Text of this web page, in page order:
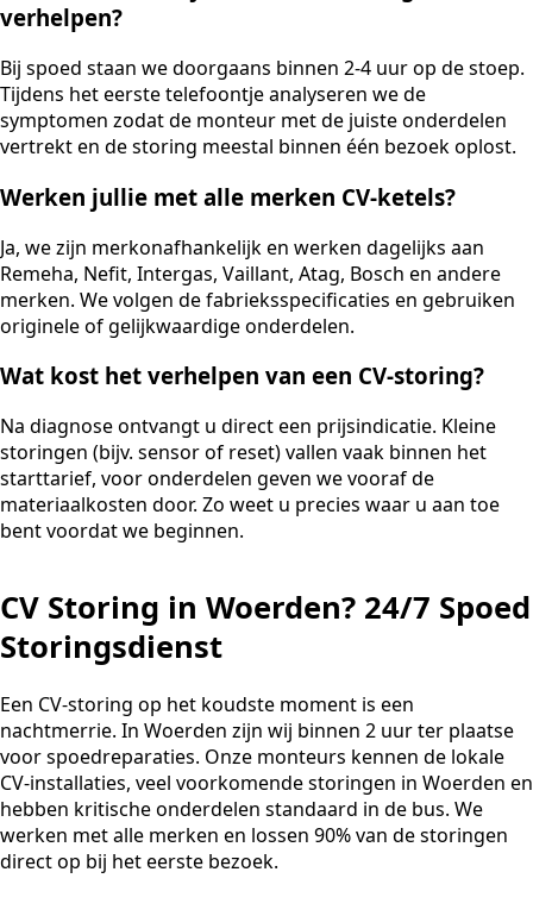
verhelpen?
Bij spoed staan we doorgaans binnen 2-4 uur op de stoep.
Tijdens het eerste telefoontje analyseren we de
symptomen zodat de monteur met de juiste onderdelen
vertrekt en de storing meestal binnen één bezoek oplost.
Werken jullie met alle merken CV-ketels?
Ja, we zijn merkonafhankelijk en werken dagelijks aan
Remeha, Nefit, Intergas, Vaillant, Atag, Bosch en andere
merken. We volgen de fabrieksspecificaties en gebruiken
originele of gelijkwaardige onderdelen.
Wat kost het verhelpen van een CV-storing?
Na diagnose ontvangt u direct een prijsindicatie. Kleine
storingen (bijv. sensor of reset) vallen vaak binnen het
starttarief, voor onderdelen geven we vooraf de
materiaalkosten door. Zo weet u precies waar u aan toe
bent voordat we beginnen.
CV Storing in Woerden? 24/7 Spoed
Storingsdienst
Een CV-storing op het koudste moment is een
nachtmerrie. In Woerden zijn wij binnen 2 uur ter plaatse
voor spoedreparaties. Onze monteurs kennen de lokale
CV-installaties, veel voorkomende storingen in Woerden en
hebben kritische onderdelen standaard in de bus. We
werken met alle merken en lossen 90% van de storingen
direct op bij het eerste bezoek.